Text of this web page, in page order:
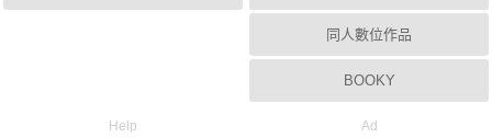
同人數位作品
BOOKY
Help Ad